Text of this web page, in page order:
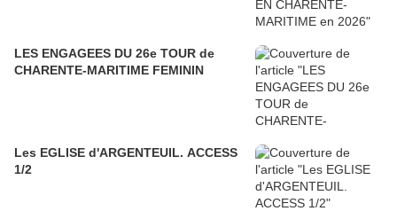
LES ENGAGEES DU 26e TOUR de
CHARENTE-MARITIME FEMININ
Les EGLISE d'ARGENTEUIL. ACCESS
1/2